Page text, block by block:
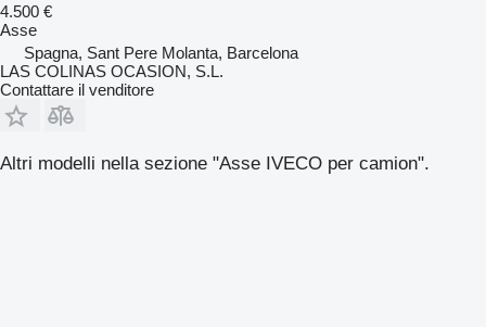
4.500 €
Asse
Spagna, Sant Pere Molanta, Barcelona
LAS COLINAS OCASION, S.L.
Contattare il venditore
Altri modelli nella sezione "Asse IVECO per camion".